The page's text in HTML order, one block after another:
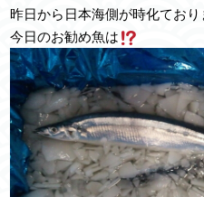
昨日から日本海側が時化ており
今日のお勧め魚は